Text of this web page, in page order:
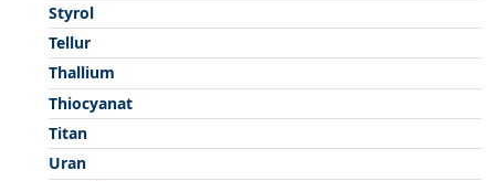
Styrol
Tellur
Thallium
Thiocyanat
Titan
Uran